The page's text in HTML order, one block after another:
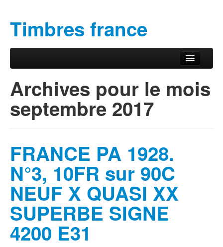
Timbres france
Menu principal
Archives pour le mois
septembre 2017
FRANCE PA 1928.
N°3, 10FR sur 90C
NEUF X QUASI XX
SUPERBE SIGNE
4200 E31